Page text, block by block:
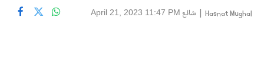
Hasnat Mughal
| شائع April 21, 2023 11:47 PM